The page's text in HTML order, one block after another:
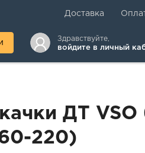
Доставка
Здравствуйте,
войдите в личный
ДТ
220)